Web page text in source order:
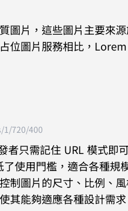
圖片，這些圖片主要來
位圖片服務相比，
720/400
只需記住 URL 模式即
使用門檻，適合各種規
制圖片的尺寸、比例、
其能夠適應各種設計需求